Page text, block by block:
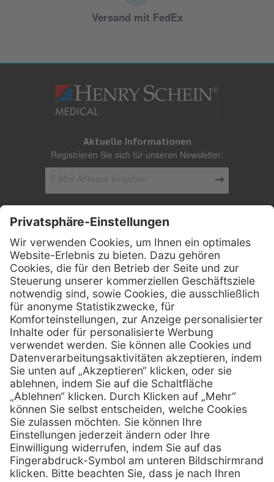
Versand mit FedEx
Aktuelle Informationen
Registrieren Sie sich für unseren Newsletter:
Kontakt
Firmensitz
Henry Schein Medical GmbH
Alt-Moabit 96 b
D-10559 Berlin
Telefon: 0800 - 888 777 6
Telefax: 0800 - 888 777 8
E-Mail: info @ henryschein-med.de
Services
Fernwartung
Vorteile
Eigenmarke
Leasing
Techn. Service
Hilfe
FAQs
Kontakt
Lob & Kritik
Außendienst
Retoure